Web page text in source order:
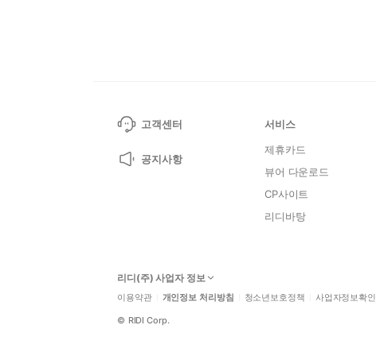
고객센터
공지사항
서비스
제휴카드
뷰어 다운로드
CP사이트
리디바탕
리디(주) 사업자 정보
이용약관 개인정보 처리방침 청소년보호정책 사업자정보확인
© RIDI Corp.